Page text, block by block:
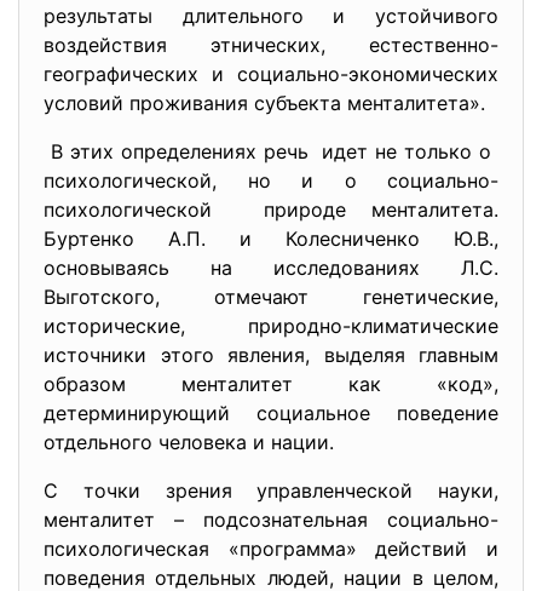
результаты длительного и устойчивого
воздействия этнических, естественно-
географических и социально-экономических
условий проживания субъекта менталитета».
В этих определениях речь идет не только о
психологической, но и о социально-
психологической природе менталитета.
Буртенко А.П. и Колесниченко Ю.В.,
основываясь на исследованиях Л.С.
Выготского, отмечают генетические,
исторические, природно-климатические
источники этого явления, выделяя главным
образом менталитет как «код»,
детерминирующий социальное поведение
отдельного человека и нации.
С точки зрения управленческой науки,
менталитет – подсознательная социально-
психологическая «программа» действий и
поведения отдельных людей, нации в целом,